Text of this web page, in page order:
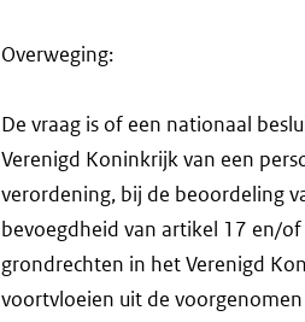
Overweging:
De vraag is of een nationaal
Verenigd Koninkrijk van een
verordening, bij de beoordeling
bevoegdheid van artikel 17 en/
grondrechten in het Verenigd
voortvloeien uit de